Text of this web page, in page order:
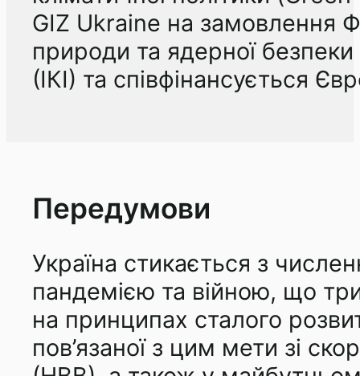
GIZ Ukraine на замовлення
природи та ядерної
(ІКІ) та співфінансується
Передумови
Україна стикається з
пандемією та війною, що
на принципах сталого
пов’язаної з цим мети зі